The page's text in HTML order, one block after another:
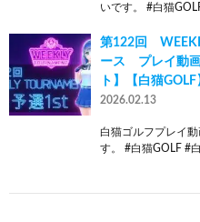
いです。 #白猫
第122回
ース プレイ動
ト】【白猫
2026.02.13
白猫ゴルフプレイ
す。 #白猫GOLF #